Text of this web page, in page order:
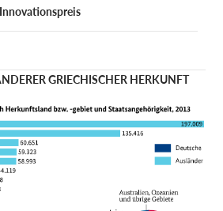
GRIECHISCHER HERKUNFT